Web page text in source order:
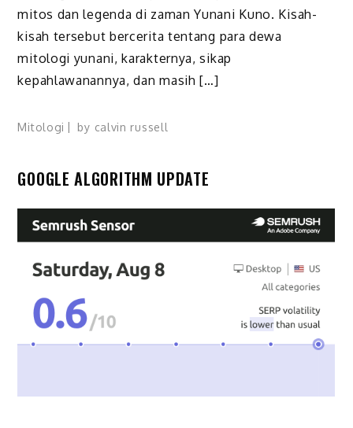
mitos dan legenda di zaman Yunani Kuno. Kisah-
kisah tersebut bercerita tentang para dewa
mitologi yunani, karakternya, sikap
kepahlawanannya, dan masih […]
Mitologi by calvin russell
GOOGLE ALGORITHM UPDATE